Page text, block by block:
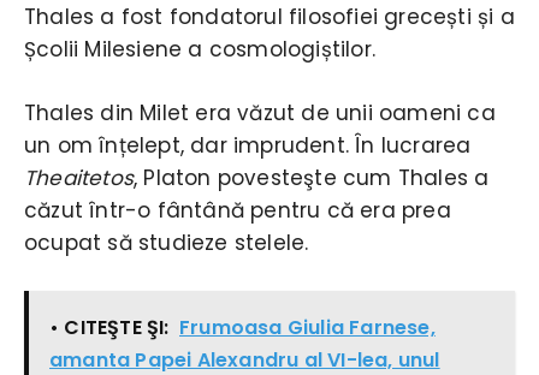
Thales a fost fondatorul filosofiei grecești și a
Școlii Milesiene a cosmologiștilor.
Thales din Milet era văzut de unii oameni ca
un om înțelept, dar imprudent. În lucrarea
Theaitetos, Platon povesteşte cum Thales a
căzut într-o fântână pentru că era prea
ocupat să studieze stelele.
• CITEŞTE ŞI: Frumoasa Giulia Farnese,
amanta Papei Alexandru al VI-lea, unul